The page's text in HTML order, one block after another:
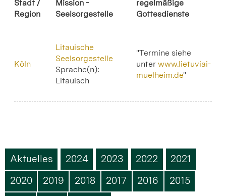
Stadt /
Region
Mission -
Seelsorgestelle
regelmäßige
Gottesdienste
Köln
Litauische
Seelsorgestelle
Sprache(n):
Litauisch
"Termine siehe
unter www.lietuviai-
muelheim.de"
Aktuelles 2024 2023 2022
2021
2020
2019 2018 2017 2016
2015